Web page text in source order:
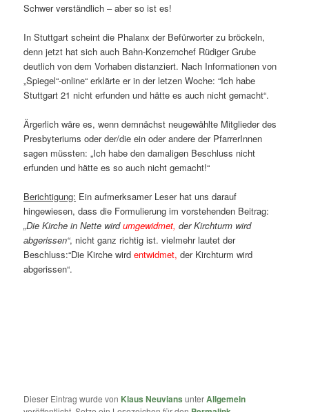
Schwer verständlich – aber so ist es!
In Stuttgart scheint die Phalanx der Befürworter zu bröckeln,
denn jetzt hat sich auch Bahn-Konzernchef Rüdiger Grube
deutlich von dem Vorhaben distanziert. Nach Informationen von
„Spiegel“-online“ erklärte er in der letzen Woche: “Ich habe
Stuttgart 21 nicht erfunden und hätte es auch nicht gemacht“.
Ärgerlich wäre es, wenn demnächst neugewählte Mitglieder des
Presbyteriums oder der/die ein oder andere der PfarrerInnen
sagen müssten: „Ich habe den damaligen Beschluss nicht
erfunden und hätte es so auch nicht gemacht!“
Berichtigung: Ein aufmerksamer Leser hat uns darauf
hingewiesen, dass die Formulierung im vorstehenden Beitrag:
„Die Kirche in Nette wirdumgewidmet, der Kirchturm wird
abgerissen“, nicht ganz richtig ist. vielmehr lautet der
Beschluss:“Die Kirche wirdentwidmet, der Kirchturm wird
abgerissen“.
Dieser Eintrag wurde von Klaus Neuvians unterAllgemein